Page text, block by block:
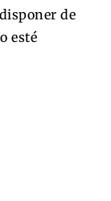
de
esté